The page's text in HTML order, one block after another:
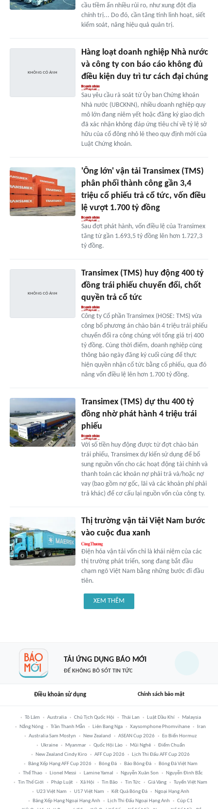
cầu tiềm ẩn nhiều rủi ro, như xung đột địa
chính trị... Do đó, cần tăng tính linh hoạt, siết
kiểm soát, nâng hiệu quả quản trị.
Hàng loạt doanh nghiệp Nhà nước
và công ty con báo cáo không đủ
điều kiện duy trì tư cách đại chúng
Sau yêu cầu rà soát từ Ủy ban Chứng khoán
Nhà nước (UBCKNN), nhiều doanh nghiệp quy
mô lớn đang niêm yết hoặc đăng ký giao dịch
đã xác nhận không đáp ứng tiêu chí về tỷ lệ sở
hữu của cổ đông nhỏ lẻ theo quy định mới của
Luật Chứng khoán.
'Ông lớn' vận tải Transimex (TMS)
phân phối thành công gần 3,4
triệu cổ phiếu trả cổ tức, vốn điều
lệ vượt 1.700 tỷ đồng
Sau đợt phát hành, vốn điều lệ của Transimex
tăng từ gần 1.693,5 tỷ đồng lên hơn 1.727,3
tỷ đồng.
Transimex (TMS) huy động 400 tỷ
đồng trái phiếu chuyển đổi, chốt
quyền trả cổ tức
Công ty Cổ phần Transimex (HOSE: TMS) vừa
công bố phương án chào bán 4 triệu trái phiếu
chuyển đổi ra công chúng với tổng giá trị 400
tỷ đồng. Cùng thời điểm, doanh nghiệp cũng
thông báo ngày đăng ký cuối cùng để thực
hiện quyền nhận cổ tức bằng cổ phiếu, qua đó
nâng vốn điều lệ lên hơn 1.700 tỷ đồng.
Transimex (TMS) dự thu 400 tỷ
đồng nhờ phát hành 4 triệu trái
phiếu
Với số tiền huy động được từ đợt chào bán
trái phiếu, Transimex dự kiến sử dụng để bổ
sung nguồn vốn cho các hoạt động tài chính và
thanh toán các khoản nợ phải trả và/hoặc nợ
vay (bao gồm nợ gốc, lãi và các khoản phí phải
trả khác) để cơ cấu lại nguồn vốn của công ty.
Thị trường vận tải Việt Nam bước
vào cuộc đua xanh
Điện hóa vận tải vốn chỉ là khái niệm của các
thị trường phát triển, song đang bắt đầu
chạm ngõ Việt Nam bằng những bước đi đầu
tiên.
XEM THÊM
TẢI ỨNG DỤNG BÁO MỚI
ĐỂ KHÔNG BỎ SÓT TIN TỨC
Điều khoản sử dụng Chính sách bảo mật
Tô Lâm Australia Chủ Tịch Quốc Hội Thái Lan Luật Dầu Khí
Malaysia
Nắng Nóng
Trần Thanh Mẫn Liên Bang Nga Xaysomphone Phomvihane
Iran
Australia Sam Mostyn
New Zealand ASEAN Cup 2026
Eo Biển Hormuz
Ukraine
Myanmar Quốc Hội Lào Mũi Nghê
Điểm Chuẩn
New Zealand Cindy Kiro
AFF Cup 2026
Lịch Thi Đấu AFF Cup 2026
Bảng Xếp Hạng AFF Cup 2026
Bóng Đá Báo Bóng Đá
Bóng Đá Việt Nam
Thể Thao
Lionel Messi Lamine Yamal Nguyễn Xuân Son
Nguyễn Đình Bắc
Tin Thế Giới
Pháp Luật Xã Hội Tin Bão Tin Tức Giá Vàng
Tuyển Việt Nam
U23 Việt Nam
U17 Việt Nam Kết Quả Bóng Đá
Ngoại Hạng Anh
Bảng Xếp Hạng Ngoại Hạng Anh
Lịch Thi Đấu Ngoại Hạng Anh
Cúp C1